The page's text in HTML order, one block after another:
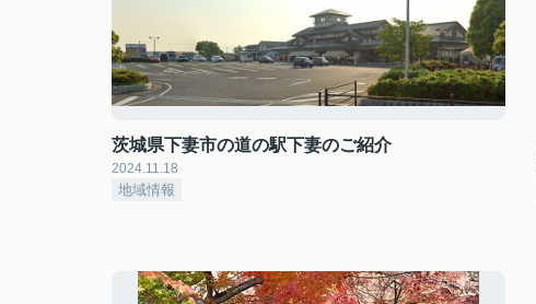
茨城県下妻市の道の駅下妻のご紹介
2024.11.18
地域情報